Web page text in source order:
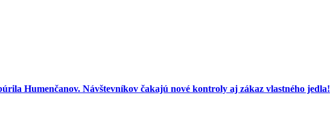
Humenčanov. Návštevníkov čakajú nové kontroly aj zákaz vlastného jedla!